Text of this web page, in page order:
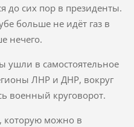
до сих пор в президенты.
больше не идёт газ в
нечего.
ушли в самостоятельное
ЛНР и ДНР, вокруг
военный круговорот.
которую можно в